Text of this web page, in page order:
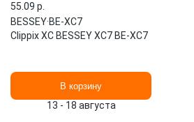
55.09 p.
BESSEY·BE-XC7
Clippix XC BESSEY XC7 BE-XC7
В корзину
13 - 18 августа